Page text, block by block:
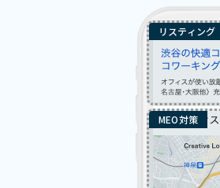
リスティング
MEO対策